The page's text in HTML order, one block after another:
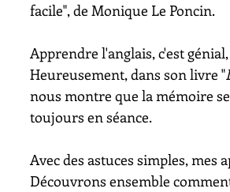
facile", de Monique Le Poncin.
Apprendre l'anglais, c'est
Heureusement, dans son livre "
nous montre que la mémoire
toujours en séance.
Avec des astuces simples,
Découvrons ensemble